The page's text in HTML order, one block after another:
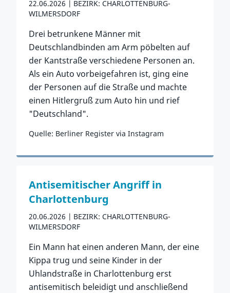
22.06.2026
BEZIRK: CHARLOTTENBURG-
WILMERSDORF
Drei betrunkene Männer mit
Deutschlandbinden am Arm pöbelten auf
der Kantstraße verschiedene Personen an.
Als ein Auto vorbeigefahren ist, ging eine
der Personen auf die Straße und machte
einen Hitlergruß zum Auto hin und rief
"Deutschland".
Quelle: Berliner Register via Instagram
Zum Vorfall
Antisemitischer Angriff in
Charlottenburg
20.06.2026
BEZIRK: CHARLOTTENBURG-
WILMERSDORF
Ein Mann hat einen anderen Mann, der eine
Kippa trug und seine Kinder in der
Uhlandstraße in Charlottenburg erst
antisemitisch beleidigt und anschließend